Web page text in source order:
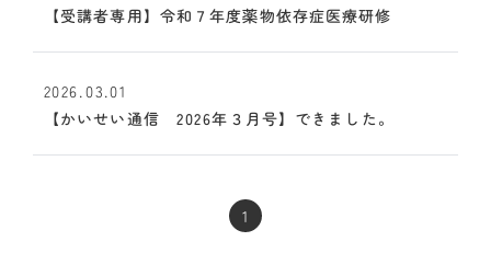
【受講者専用】令和７年度薬物依存症医療研修
2026.03.01
【かいせい通信 2026年３月号】できました。
1